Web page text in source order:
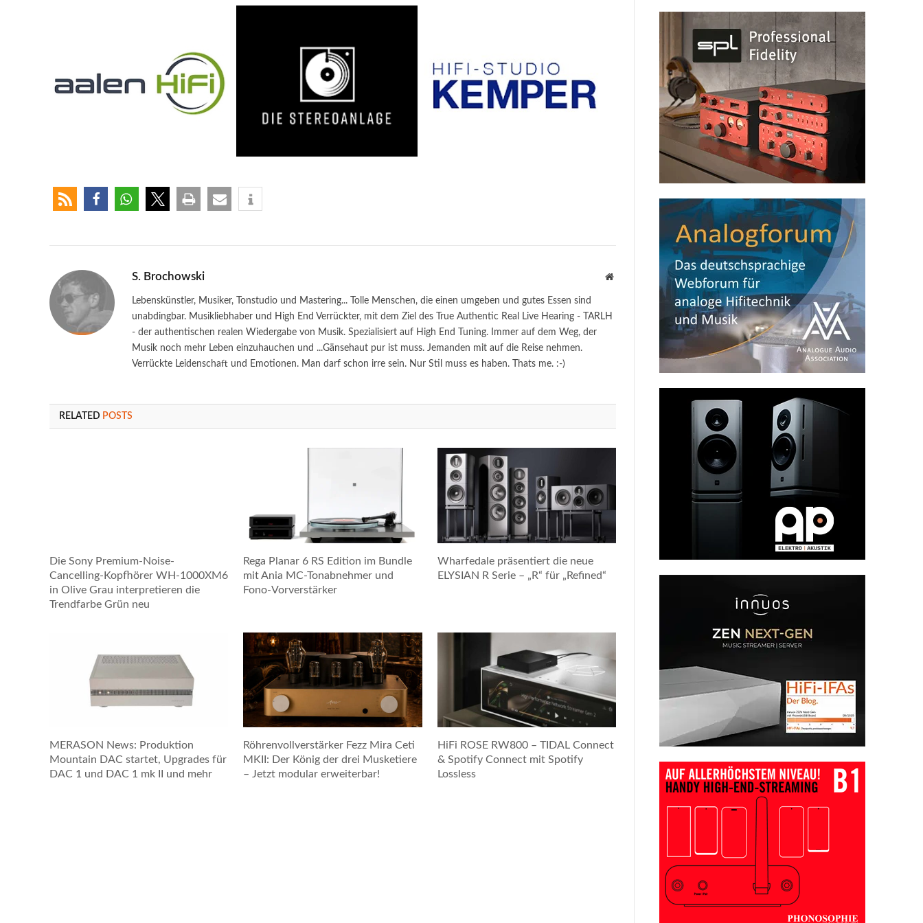
S. Brochowski Website
Lebenskünstler, Musiker, Tonstudio und Mastering... Tolle Menschen, die einen umgeben und gutes Essen sind
unabdingbar. Musikliebhaber und High End Verrückter, mit dem Ziel des True Authentic Real Live Hearing - TARLH
- der authentischen realen Wiedergabe von Musik. Spezialisiert auf High End Tuning. Immer auf dem Weg, der
Musik noch mehr Leben einzuhauchen und ...Gänsehaut pur ist muss. Jemanden mit auf die Reise nehmen.
Verrückte Leidenschaft und Emotionen. Man darf schon irre sein. Nur Stil muss es haben. Thats me. :-)
RELATED POSTS
Die Sony Premium-Noise-
Cancelling-Kopfhörer WH-1000XM6
in Olive Grau interpretieren die
Trendfarbe Grün neu
Rega Planar 6 RS Edition im Bundle
mit Ania MC-Tonabnehmer und
Fono-Vorverstärker
Wharfedale präsentiert die neue
ELYSIAN R Serie – „R“ für „Refined“
MERASON News: Produktion
Mountain DAC startet, Upgrades für
DAC 1 und DAC 1 mk II und mehr
Röhrenvollverstärker Fezz Mira Ceti
MKII: Der König der drei Musketiere
– Jetzt modular erweiterbar!
HiFi ROSE RW800 – TIDAL Connect
& Spotify Connect mit Spotify
Lossless